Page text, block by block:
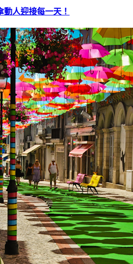
人迎接每一天！